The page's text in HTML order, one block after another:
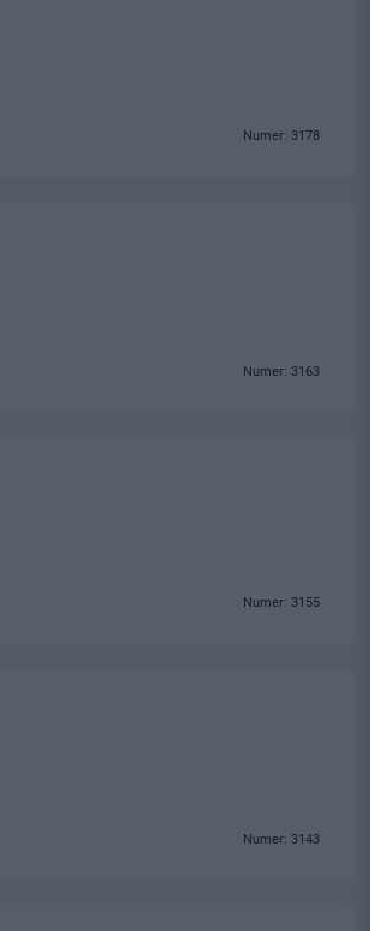
Numer: 3178
Numer: 3163
Numer: 3155
Numer: 3143